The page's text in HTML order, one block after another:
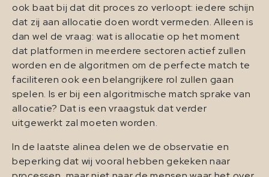
ook baat bij dat dit proces zo verloopt: iedere schijn
dat zij aan allocatie doen wordt vermeden. Alleen is
dan wel de vraag: wat is allocatie op het moment
dat platformen in meerdere sectoren actief zullen
worden en de algoritmen om de perfecte match te
faciliteren ook een belangrijkere rol zullen gaan
spelen. Is er bij een algoritmische match sprake van
allocatie? Dat is een vraagstuk dat verder
uitgewerkt zal moeten worden.
In de laatste alinea delen we de observatie en
beperking dat wij vooral hebben gekeken naar